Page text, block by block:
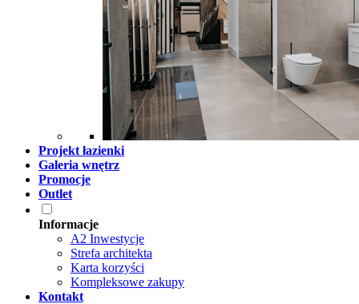
Projekt łazienki
Galeria wnętrz
Promocje
Outlet
Informacje
A2 Inwestycje
Strefa architekta
Karta korzyści
Kompleksowe zakupy
Kontakt